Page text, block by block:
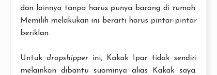
dan lainnya tanpa harus punya barang di rumah.
Memilih melakukan ini berarti harus pintar-pintar
beriklan.
Untuk dropshipper ini, Kakak Ipar tidak sendiri
melainkan dibantu suaminya alias Kakak saya.